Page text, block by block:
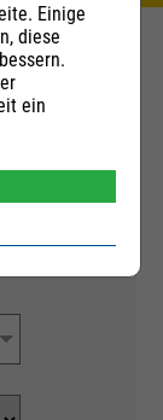
Einige
diese
ein